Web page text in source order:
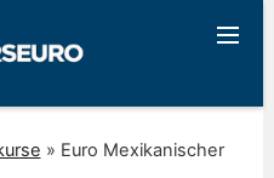
» Euro Mexikanischer